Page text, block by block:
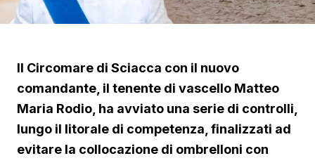
Il Circomare di Sciacca con il nuovo
comandante, il tenente di vascello Matteo
Maria Rodio, ha avviato una serie di controlli,
lungo il litorale di competenza, finalizzati ad
evitare la collocazione di ombrelloni con